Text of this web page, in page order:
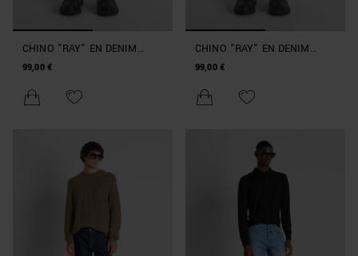
CHINO "RAY" EN DENIM
GRIS SLIM FIT À LA
99,00 €
CHINO "RAY" EN DENIM
BLEU FONCÉ SLIM FIT À LA
99,00 €